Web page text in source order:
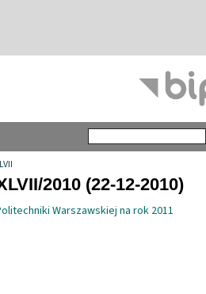
2010 (22-12-2010)
Warszawskiej na rok 2011